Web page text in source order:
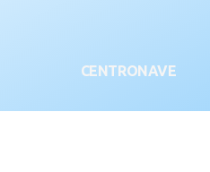
CENTRONAVE